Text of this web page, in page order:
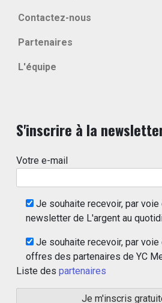
Contactez-nous
Partenaires
L'équipe
S'inscrire à la
Votre e-mail
Je souhaite recevoir, par
newsletter de L'argent au
Je souhaite recevoir, par
offres des partenaires de YC
Liste des partenaires